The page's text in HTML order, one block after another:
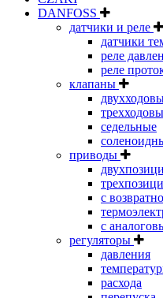
DANFOSS
датчики и реле
датчики
реле
реле
клапаны
седельные
приводы
с
с
регуляторы
давления
расхода